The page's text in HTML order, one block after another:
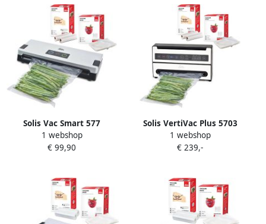
Sealer Inclusief 2
Vacuümrollen en 50
Vacuümzakken Grijs
Solis Vac Smart 577
Vacumeermachine
Vacuümmachine + 2
1 webshop
€ 99,90
Solis VertiVac Plus 5703
Vacumeermachine + 2
Vacuümrollen + 50
1 webshop
€ 239,-